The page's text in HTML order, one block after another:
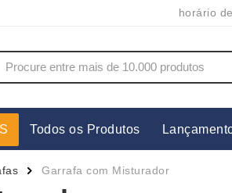
horário
Copos
Todos os Produtos
Garrafa com Misturador